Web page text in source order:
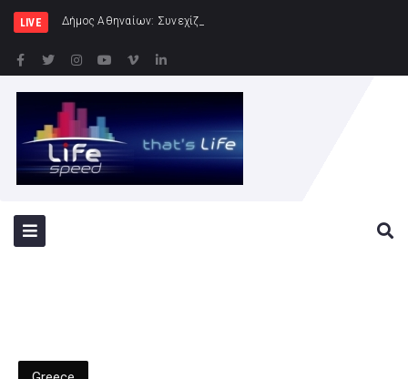
LIVE Δήμος Αθηναίων: Συνεχίζονται οι εντατικοί έλεγχο